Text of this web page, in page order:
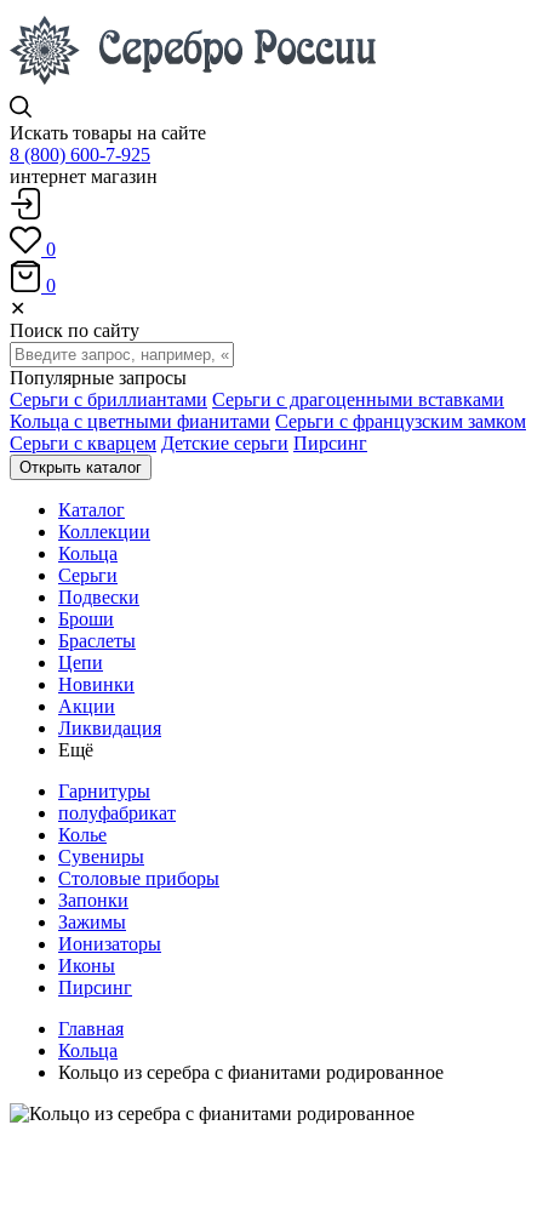
Искать товары на сайте
8 (800) 600-7-925
интернет магазин
0
0
✕
Поиск по сайту
Популярные запросы
Серьги с бриллиантами Серьги с драгоценными вставками
Кольца с цветными фианитами Серьги с французским замком
Серьги с кварцем Детские серьги Пирсинг
Открыть каталог
Каталог
Коллекции
Кольца
Серьги
Подвески
Броши
Браслеты
Цепи
Новинки
Акции
Ликвидация
Ещё
Гарнитуры
полуфабрикат
Колье
Сувениры
Столовые приборы
Запонки
Зажимы
Ионизаторы
Иконы
Пирсинг
Главная
Кольца
Кольцо из серебра с фианитами родированное